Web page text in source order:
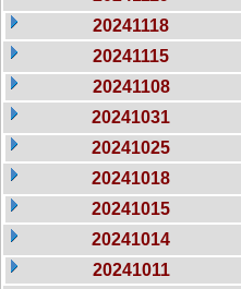
20241118
20241115
20241108
20241031
20241025
20241018
20241015
20241014
20241011